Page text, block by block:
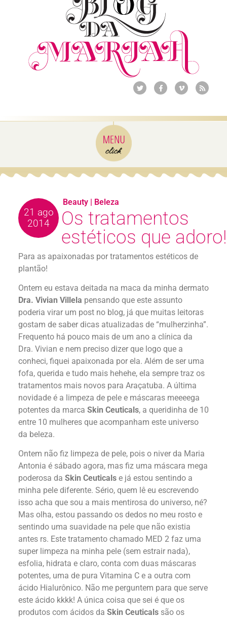
21 ago
2014
Os tratamentos
estéticos que adoro!
Para as apaixonadas por tratamentos estéticos de
plantão!
Ontem eu estava deitada na maca da minha dermato
Dra. Vivian Villela pensando que este assunto
poderia virar um post no blog, já que muitas leitoras
gostam de saber dicas atualizadas de “mulherzinha”.
Frequento há pouco mais de um ano a clínica da
Dra. Vivian e nem preciso dizer que logo que a
conheci, fiquei apaixonada por ela. Além de ser uma
fofa, querida e tudo mais hehehe, ela sempre traz os
tratamentos mais novos para Araçatuba. A última
novidade é a limpeza de pele e máscaras meeeega
potentes da marca Skin Ceuticals, a queridinha de 10
entre 10 mulheres que acompanham este universo
da beleza.
Ontem não fiz limpeza de pele, pois o niver da Maria
Antonia é sábado agora, mas fiz uma máscara mega
poderosa da Skin Ceuticals e já estou sentindo a
minha pele diferente. Sério, quem lê eu escrevendo
isso acha que sou a mais mentirosa do universo, né?
Mas olha, estou passando os dedos no meu rosto e
sentindo uma suavidade na pele que não existia
antes rs. Este tratamento chamado MED 2 faz uma
super limpeza na minha pele (sem estrair nada),
esfolia, hidrata e claro, conta com duas máscaras
potentes, uma de pura Vitamina C e a outra com
ácido Hialurônico. Não me perguntem para que serve
este ácido kkkk! A única coisa que sei é que os
produtos com ácidos da Skin Ceuticals são os
Beauty | Beleza